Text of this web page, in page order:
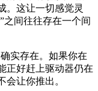
。这让一切感觉灵
之间往往存在一个间
实存在。如果你在
正好赶上驱动器仍在
会让你推出。